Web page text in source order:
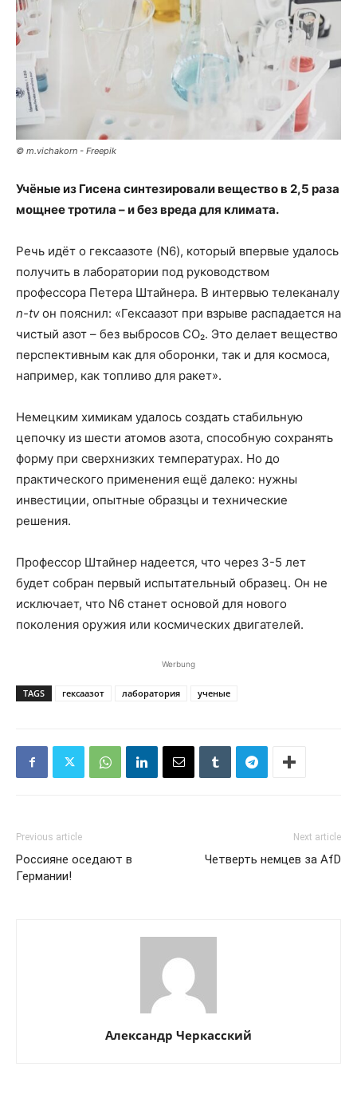
© m.vichakorn - Freepik
Учёные из Гисена синтезировали вещество в 2,5 раза
мощнее тротила – и без вреда для климата.
Речь идёт о гексаазоте (N6), который впервые удалось
получить в лаборатории под руководством
профессора Петера Штайнера. В интервью телеканалу
n-tvон пояснил: «Гексаазот при взрыве распадается на
чистый азот – без выбросов CO₂. Это делает вещество
перспективным как для оборонки, так и для космоса,
например, как топливо для ракет».
Немецким химикам удалось создать стабильную
цепочку из шести атомов азота, способную сохранять
форму при сверхнизких температурах. Но до
практического применения ещё далеко: нужны
инвестиции, опытные образцы и технические
решения.
Профессор Штайнер надеется, что через 3-5 лет
будет собран первый испытательный образец. Он не
исключает, что N6 станет основой для нового
поколения оружия или космических двигателей.
Werbung
TAGS гексаазот лаборатория ученые
Previous article
Россияне оседают в
Германии!
Next article
Четверть немцев за AfD
Александр Черкасский